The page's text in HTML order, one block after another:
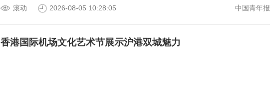
滚动 2026-08-05 10:28:05 中国青年报
香港国际机场文化艺术节展示沪港双城魅力